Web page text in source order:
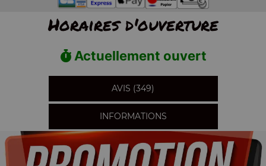
Horaires d'ouverture
Actuellement ouvert
AVIS (349)
INFORMATIONS